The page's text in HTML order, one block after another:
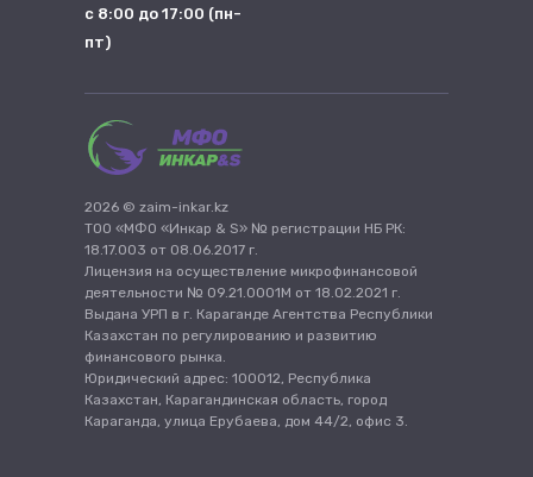
2026 © zaim-inkar.kz
ТОО «МФО «Инкар & S» № регистрации НБ РК:
18.17.003 от 08.06.2017 г.
Лицензия на осуществление микрофинансовой
деятельности № 09.21.0001М от 18.02.2021 г.
Выдана УРП в г. Караганде Агентства Республики
Казахстан по регулированию и развитию
финансового рынка.
Юридический адрес: 100012, Республика
Казахстан, Карагандинская область, город
Караганда, улица Ерубаева, дом 44/2, офис 3.
с 8:00 до 17:00 (пн-
пт)